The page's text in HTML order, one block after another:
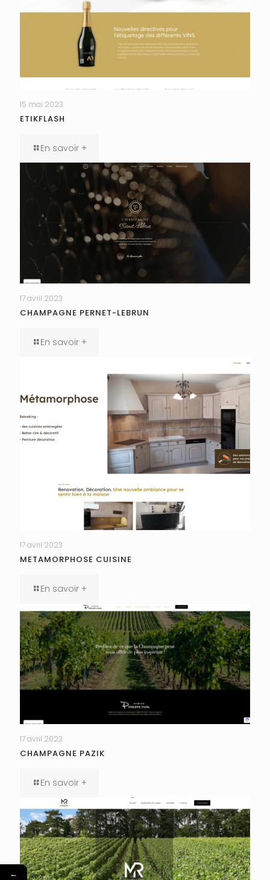
15 mai 2023
ETIKFLASH
En savoir +
17 avril 2023
CHAMPAGNE PERNET-LEBRUN
En savoir +
17 avril 2023
METAMORPHOSE CUISINE
En savoir +
17 avril 2023
CHAMPAGNE PAZIK
En savoir +
←